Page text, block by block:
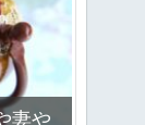
妻や